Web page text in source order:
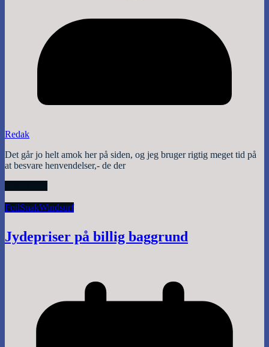
Redak
Det går jo helt amok her på siden, og jeg bruger rigtig meget tid på
at besvare henvendelser,- de der
FoilSnakWindsurf
Jydepriser på billig baggrund